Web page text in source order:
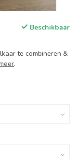
Beschikbaar
te combineren &
.